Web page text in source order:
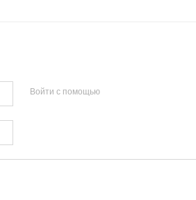
Войти с помощью